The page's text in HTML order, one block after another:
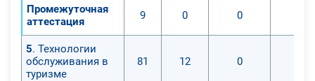
Промежуточная
аттестация
9 0 0
5. Технологии
обслуживания в
туризме
81 12 0